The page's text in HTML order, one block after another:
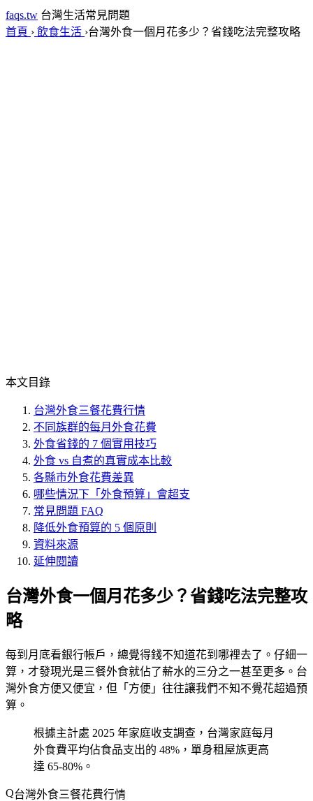
faqs.tw 台灣生活常見問題
首頁 › 飲食生活 ›台灣外食一個月花多少？省錢吃法完整攻略
本文目錄
台灣外食三餐花費行情
不同族群的每月外食花費
外食省錢的 7 個實用技巧
外食 vs 自煮的真實成本比較
各縣市外食花費差異
哪些情況下「外食預算」會超支
常見問題 FAQ
降低外食預算的 5 個原則
資料來源
延伸閱讀
台灣外食一個月花多少？省錢吃法完整攻
略
每到月底看銀行帳戶，總覺得錢不知道花到哪裡去了。仔細一
算，才發現光是三餐外食就佔了薪水的三分之一甚至更多。台
灣外食方便又便宜，但「方便」往往讓我們不知不覺花超過預
算。
根據主計處 2025 年家庭收支調查，台灣家庭每月
外食費平均佔食品支出的 48%，單身租屋族更高
達 65-80%。
台灣外食三餐花費行情